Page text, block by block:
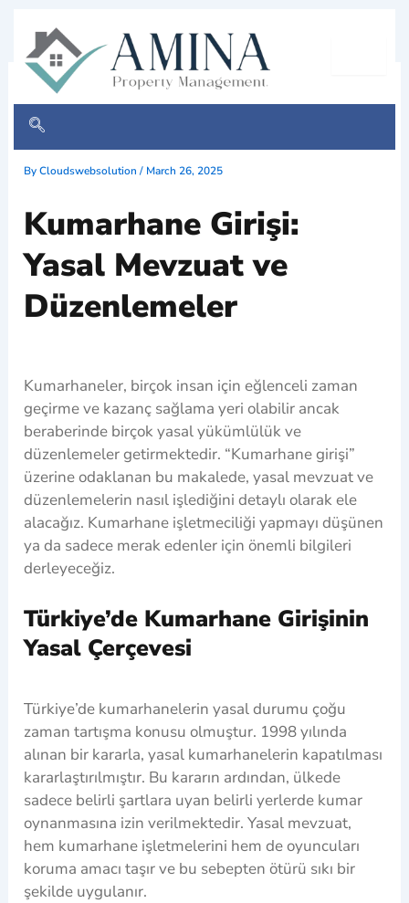
content
Kumarhane Girişi: Yasal
Mevzuat ve Düzenlemeler
ByCloudswebsolution/ March 26, 2025
Kumarhane Girişi:
Yasal Mevzuat ve
Düzenlemeler
Kumarhaneler, birçok insan için eğlenceli zaman
geçirme ve kazanç sağlama yeri olabilir ancak
beraberinde birçok yasal yükümlülük ve
düzenlemeler getirmektedir. “Kumarhane girişi”
üzerine odaklanan bu makalede, yasal mevzuat ve
düzenlemelerin nasıl işlediğini detaylı olarak ele
alacağız. Kumarhane işletmeciliği yapmayı düşünen
ya da sadece merak edenler için önemli bilgileri
derleyeceğiz.
Türkiye’de Kumarhane Girişinin
Yasal Çerçevesi
Türkiye’de kumarhanelerin yasal durumu çoğu
zaman tartışma konusu olmuştur. 1998 yılında
alınan bir kararla, yasal kumarhanelerin kapatılması
kararlaştırılmıştır. Bu kararın ardından, ülkede
sadece belirli şartlara uyan belirli yerlerde kumar
oynanmasına izin verilmektedir. Yasal mevzuat,
hem kumarhane işletmelerini hem de oyuncuları
koruma amacı taşır ve bu sebepten ötürü sıkı bir
şekilde uygulanır.